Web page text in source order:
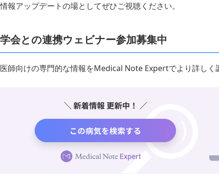
情報アップデートの場としてぜひご視聴ください。
学会との連携ウェビナー参加募集中
医師向けの専門的な情報をMedical Note Expertでより詳しく